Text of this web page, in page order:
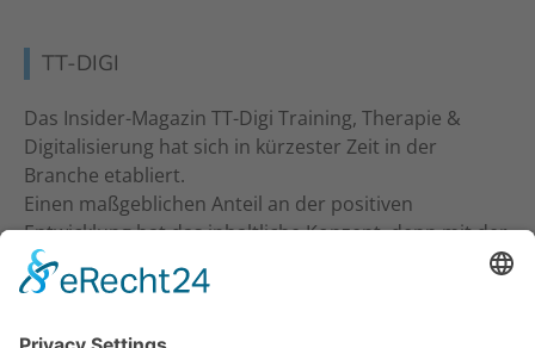
TT-DIGI
Das Insider-Magazin TT-Digi Training, Therapie &
Digitalisierung hat sich in kürzester Zeit in der
Branche etabliert.
Einen maßgeblichen Anteil an der positiven
Entwicklung hat das inhaltliche Konzept, denn mit der
inhaltlichen Ansprache an Studio-Inhaber, Trainer &
Therapeuten wurde ein neuer Standard gesetzt. Ein